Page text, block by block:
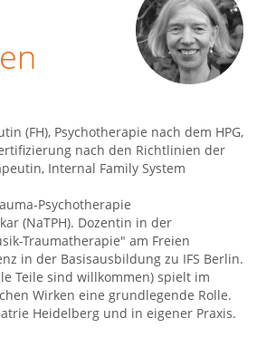
(FH), Psychotherapie nach dem HPG,
nach den Richtlinien der
Internal Family System
Psychotherapie
(NaTPH). Dozentin in der
Traumatherapie" am Freien
in der Basisausbildung zu IFS Berlin.
Teile sind willkommen) spielt im
Wirken eine grundlegende Rolle.
Heidelberg und in eigener Praxis.